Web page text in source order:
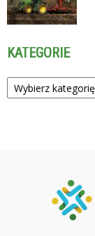
KATEGORIE
Kategorie